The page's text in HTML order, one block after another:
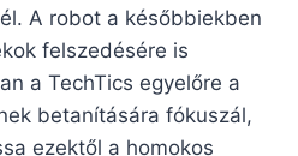
A robot a későbbiekben
felszedésére is
a TechTics egyelőre a
betanítására fókuszál,
ezektől a homokos